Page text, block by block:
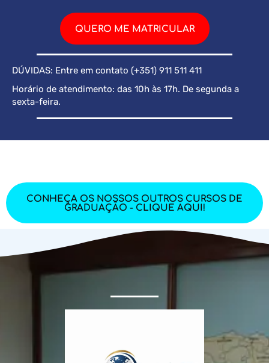
QUERO ME MATRICULAR
DÚVIDAS: Entre em contato (+351) 911 511 411
Horário de atendimento: das 10h às 17h. De segunda a
sexta-feira.
CONHEÇA OS NOSSOS OUTROS CURSOS DE
GRADUAÇÃO - CLIQUE AQUI!